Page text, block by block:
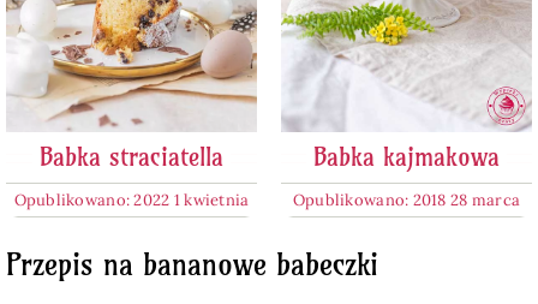
Babka straciatella
Opublikowano: 2022 1 kwietnia
Babka kajmakowa
Opublikowano: 2018 28 marca
Przepis na bananowe babeczki